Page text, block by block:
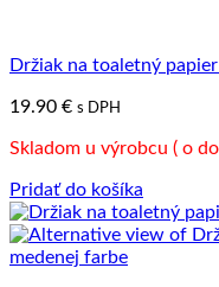
Držiak na toaletný
19.90 € s DPH
Skladom u výrobcu ( o
Pridať do košíka